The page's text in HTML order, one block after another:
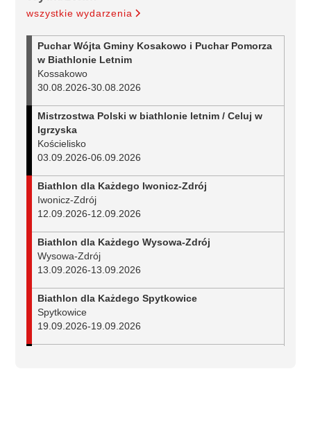
wszystkie wydarzenia
Puchar Wójta Gminy Kosakowo i Puchar Pomorza
w Biathlonie Letnim
Kossakowo
30.08.2026-30.08.2026
Mistrzostwa Polski w biathlonie letnim / Celuj w
Igrzyska
Kościelisko
03.09.2026-06.09.2026
Biathlon dla Każdego Iwonicz-Zdrój
Iwonicz-Zdrój
12.09.2026-12.09.2026
Biathlon dla Każdego Wysowa-Zdrój
Wysowa-Zdrój
13.09.2026-13.09.2026
Biathlon dla Każdego Spytkowice
Spytkowice
19.09.2026-19.09.2026